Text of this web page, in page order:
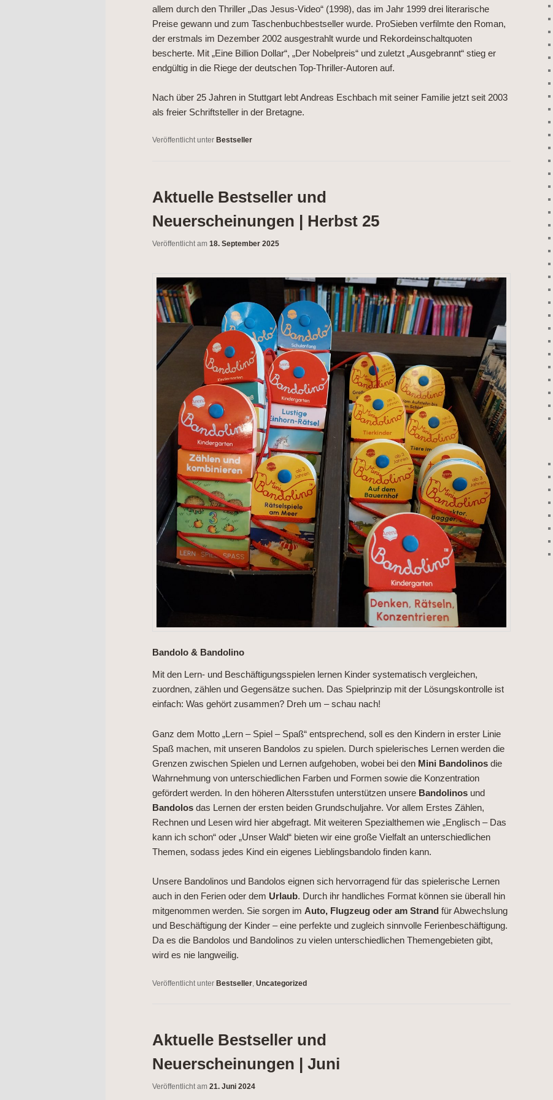
allem durch den Thriller „Das Jesus-Video“ (1998), das im Jahr 1999 drei literarische
Preise gewann und zum Taschenbuchbestseller wurde. ProSieben verfilmte den Roman,
der erstmals im Dezember 2002 ausgestrahlt wurde und Rekordeinschaltquoten
bescherte. Mit „Eine Billion Dollar“, „Der Nobelpreis“ und zuletzt „Ausgebrannt“ stieg er
endgültig in die Riege der deutschen Top-Thriller-Autoren auf.
Nach über 25 Jahren in Stuttgart lebt Andreas Eschbach mit seiner Familie jetzt seit 2003
als freier Schriftsteller in der Bretagne.
Veröffentlicht unter Bestseller
Aktuelle Bestseller und
Neuerscheinungen | Herbst 25
Veröffentlicht am 18. September 2025
Bandolo & Bandolino
Mit den Lern- und Beschäftigungsspielen lernen Kinder systematisch vergleichen,
zuordnen, zählen und Gegensätze suchen. Das Spielprinzip mit der Lösungskontrolle ist
einfach: Was gehört zusammen? Dreh um – schau nach!
Ganz dem Motto „Lern – Spiel – Spaß“ entsprechend, soll es den Kindern in erster Linie
Spaß machen, mit unseren Bandolos zu spielen. Durch spielerisches Lernen werden die
Grenzen zwischen Spielen und Lernen aufgehoben, wobei bei den Mini Bandolinos die
Wahrnehmung von unterschiedlichen Farben und Formen sowie die Konzentration
gefördert werden. In den höheren Altersstufen unterstützen unsere Bandolinos und
Bandolos das Lernen der ersten beiden Grundschuljahre. Vor allem Erstes Zählen,
Rechnen und Lesen wird hier abgefragt. Mit weiteren Spezialthemen wie „Englisch – Das
kann ich schon“ oder „Unser Wald“ bieten wir eine große Vielfalt an unterschiedlichen
Themen, sodass jedes Kind ein eigenes Lieblingsbandolo finden kann.
Unsere Bandolinos und Bandolos eignen sich hervorragend für das spielerische Lernen
auch in den Ferien oder dem Urlaub. Durch ihr handliches Format können sie überall hin
mitgenommen werden. Sie sorgen im Auto, Flugzeug oder am Strand für Abwechslung
und Beschäftigung der Kinder – eine perfekte und zugleich sinnvolle Ferienbeschäftigung.
Da es die Bandolos und Bandolinos zu vielen unterschiedlichen Themengebieten gibt,
wird es nie langweilig.
Veröffentlicht unter Bestseller Uncategorized
Aktuelle Bestseller und
Neuerscheinungen | Juni
Veröffentlicht am 21. Juni 2024